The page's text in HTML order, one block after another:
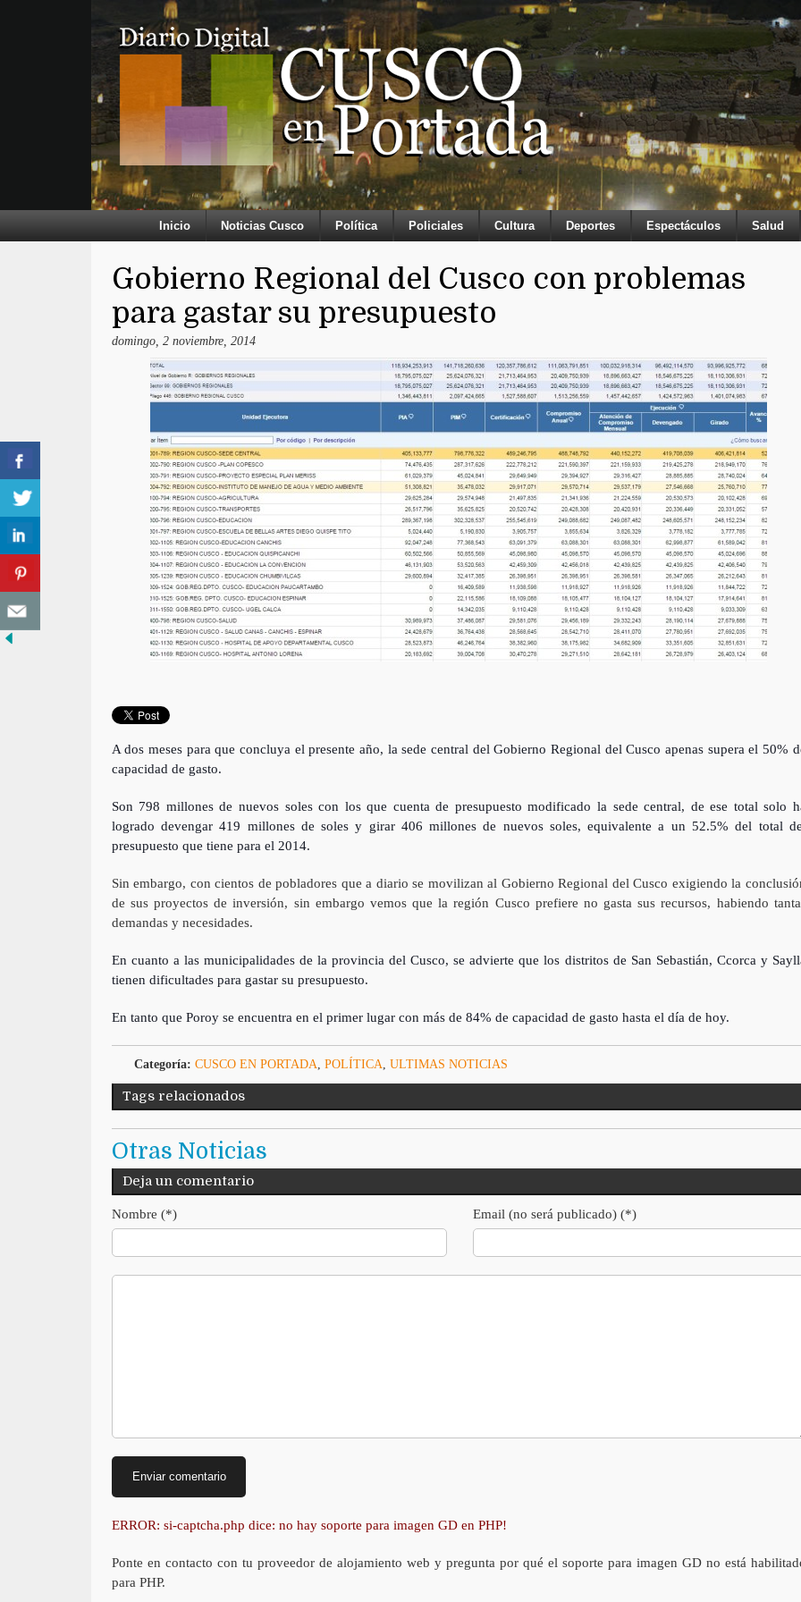
Inicio Noticias Cusco Política Policiales Cultura Deportes Espectáculos Salud
Gobierno Regional del Cusco con problemas
para gastar su presupuesto
domingo, 2 noviembre, 2014
A dos meses para que concluya el presente año, la sede central del Gobierno Regional del Cusco apenas supera el 50%
capacidad de gasto.
Son 798 millones de nuevos soles con los que cuenta de presupuesto modificado la sede central, de ese total solo
logrado devengar 419 millones de soles y girar 406 millones de nuevos soles, equivalente a un 52.5% del total
presupuesto que tiene para el 2014.
Sin embargo, con cientos de pobladores que a diario se movilizan al Gobierno Regional del Cusco exigiendo la
de sus proyectos de inversión, sin embargo vemos que la región Cusco prefiere no gasta sus recursos, habiendo
demandas y necesidades.
En cuanto a las municipalidades de la provincia del Cusco, se advierte que los distritos de San Sebastián, Ccorca y
tienen dificultades para gastar su presupuesto.
En tanto que Poroy se encuentra en el primer lugar con más de 84% de capacidad de gasto hasta el día de hoy.
Categoría: CUSCO EN PORTADA POLÍTICA ULTIMAS NOTICIAS
Tags relacionados
Otras Noticias
Deja un comentario
Nombre (*) Email (no será publicado) (*)
ERROR: si-captcha.php dice: no hay soporte para imagen GD en PHP!
Ponte en contacto con tu proveedor de alojamiento web y pregunta por qué el soporte para imagen GD no está
para PHP.